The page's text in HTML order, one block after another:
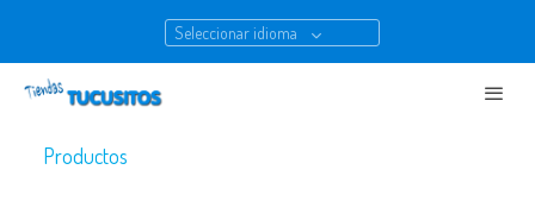
Seleccionar idioma
Productos